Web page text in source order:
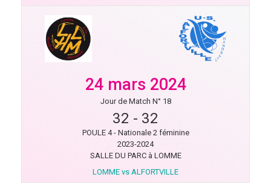
24 mars 2024
Jour de Match N° 18
32 - 32
POULE 4 - Nationale 2 féminine
2023-2024
SALLE DU PARC à LOMME
LOMME vs ALFORTVILLE